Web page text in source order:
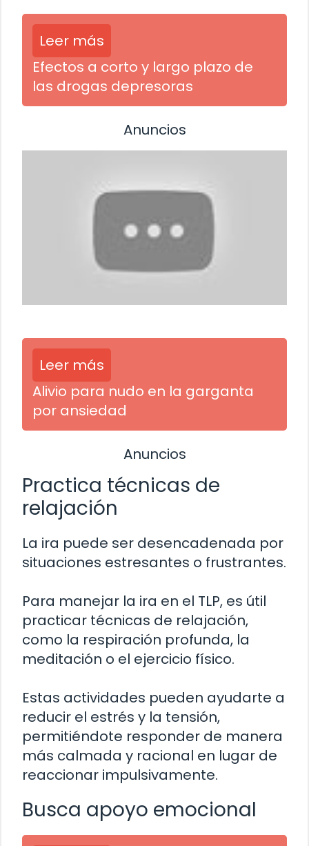
Leer más
Efectos a corto y largo plazo de
las drogas depresoras
Anuncios
Leer más
Alivio para nudo en la garganta
por ansiedad
Anuncios
Practica técnicas de
relajación
La ira puede ser desencadenada por
situaciones estresantes o frustrantes.
Para manejar la ira en el TLP, es útil
practicar técnicas de relajación,
como la respiración profunda, la
meditación o el ejercicio físico.
Estas actividades pueden ayudarte a
reducir el estrés y la tensión,
permitiéndote responder de manera
más calmada y racional en lugar de
reaccionar impulsivamente.
Busca apoyo emocional